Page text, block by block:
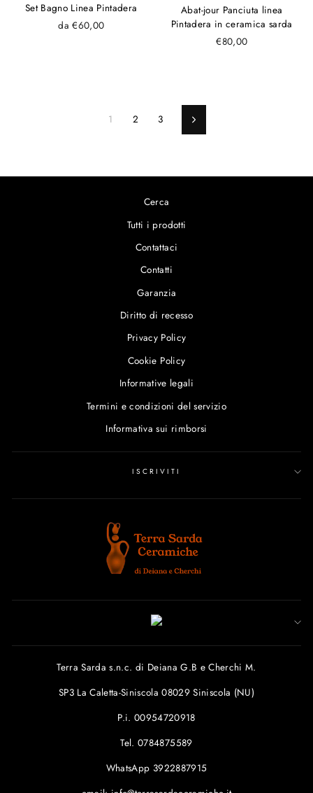
Set Bagno Linea Pintadera
da €60,00
Abat-jour Panciuta linea
Pintadera in ceramica sarda
€80,00
1 2 3 Avanti
Cerca
Tutti i prodotti
Contattaci
Contatti
Garanzia
Diritto di recesso
Privacy Policy
Cookie Policy
Informative legali
Termini e condizioni del servizio
Informativa sui rimborsi
ISCRIVITI
Terra Sarda s.n.c. di Deiana G.B e Cherchi M.
SP3 La Caletta-Siniscola 08029 Siniscola (NU)
P.i. 00954720918
Tel. 0784875589
WhatsApp 3922887915